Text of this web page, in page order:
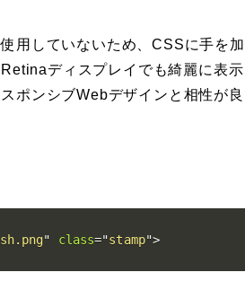
用していないため、CSSに手を
ディスプレイでも綺麗に表
ポンシブWebデザインと相性が良
" class="stamp">